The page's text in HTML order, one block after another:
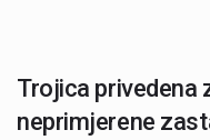
Trojica privedena
neprimjerene